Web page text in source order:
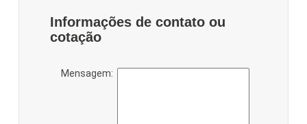
Informações de contato ou
cotação
Mensagem: